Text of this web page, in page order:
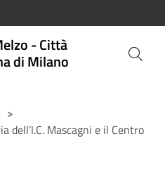
- Città
di Milano
>
dell’I.C. Mascagni e il Centro